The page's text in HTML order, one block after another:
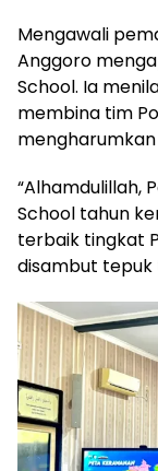
Mengawali
Anggoro
School. Ia
membina tim
“Alhamdulillah,
School tahun
terbaik tingkat
disambut tepuk